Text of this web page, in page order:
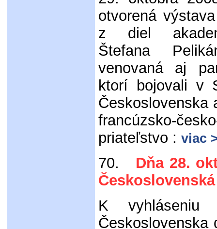
otvorená
z diel
Štefana
venovaná aj
ktorí bojovali v
Československa
francúzsko-
priateľstvo : viac
70.
Dňa 28.
K vyhláseniu
Československa